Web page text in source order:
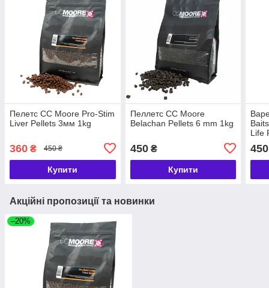
Пелетс CC Moore Pro-Stim
Liver Pellets 3мм 1kg
360 ₴ 450 ₴
Купити
Пеллетс CC Moore
Belachan Pellets 6 mm 1kg
450₴
Купити
Life
450
Акційні пропозиції та новинки
–20%